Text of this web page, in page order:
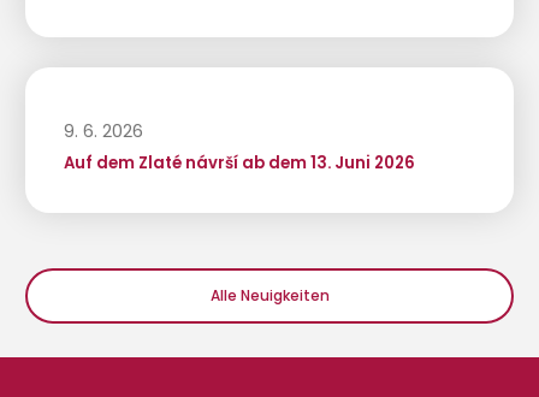
9. 6. 2026
Auf dem Zlaté návrší ab dem 13. Juni 2026
Alle Neuigkeiten